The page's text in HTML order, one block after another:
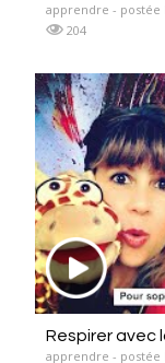
apprendre - postée
204
Respirer avec
apprendre - postée